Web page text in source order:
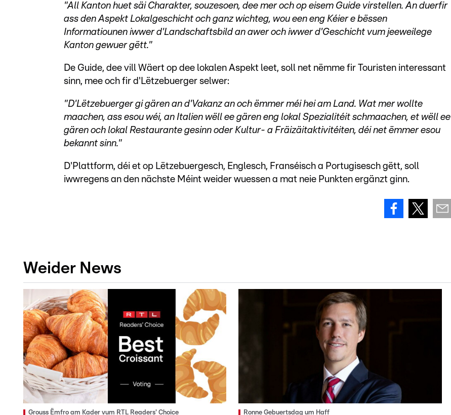
"All Kanton huet säi Charakter, souzesoen, dee mer och op eisem Guide virstellen. An duerfir
ass den Aspekt Lokalgeschicht och ganz wichteg, wou een eng Kéier e bëssen
Informatiounen iwwer d'Landschaftsbild an awer och iwwer d'Geschicht vum jeeweilege
Kanton gewuer gëtt."
De Guide, dee vill Wäert op dee lokalen Aspekt leet, soll net nëmme fir Touristen interessant
sinn, mee och fir d'Lëtzebuerger selwer:
"D'Lëtzebuerger gi gären an d'Vakanz an och ëmmer méi hei am Land. Wat mer wollte
maachen, ass esou wéi, an Italien wëll ee gären eng lokal Spezialitéit schmaachen, et wëll ee
gären och lokal Restaurante gesinn oder Kultur- a Fräizäitaktivitéiten, déi net ëmmer esou
bekannt sinn."
D'Plattform, déi et op Lëtzebuergesch, Englesch, Franséisch a Portugisesch gëtt, soll
iwwregens an den nächste Méint weider wuessen a mat neie Punkten ergänzt ginn.
Weider News
Grouss Ëmfro am Kader vum RTL Readers' Choice Ronne Gebuertsdag um Haff